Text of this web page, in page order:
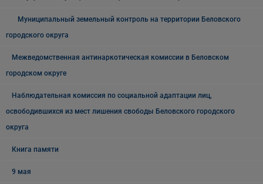
Муниципальный земельный контроль на территории Беловского
городского округа
Межведомственная антинаркотическая комиссии в Беловском
городском округе
Наблюдательная комиссия по социальной адаптации лиц,
освободившихся из мест лишения свободы Беловского городского
округа
Книга памяти
9 мая